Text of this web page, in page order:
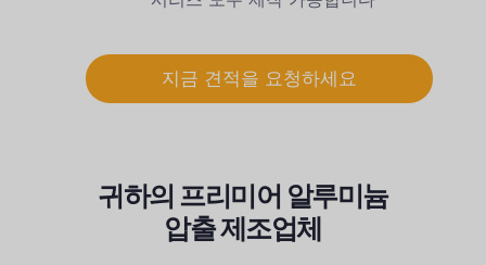
지금 견적을 요청하세요
귀하의 프리미어 알루미늄
압출 제조업체